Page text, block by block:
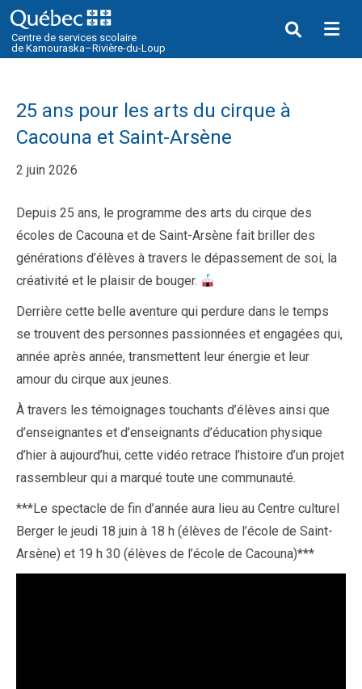
25 ans pour les arts du cirque à
Cacouna et Saint-Arsène
2 juin 2026
Depuis 25 ans, le programme des arts du cirque des
écoles de Cacouna et de Saint-Arsène fait briller des
générations d’élèves à travers le dépassement de soi, la
créativité et le plaisir de bouger.
Derrière cette belle aventure qui perdure dans le temps
se trouvent des personnes passionnées et engagées qui,
année après année, transmettent leur énergie et leur
amour du cirque aux jeunes.
À travers les témoignages touchants d’élèves ainsi que
d’enseignantes et d’enseignants d’éducation physique
d’hier à aujourd’hui, cette vidéo retrace l’histoire d’un projet
rassembleur qui a marqué toute une communauté.
***Le spectacle de fin d’année aura lieu au Centre culturel
Berger le jeudi 18 juin à 18 h (élèves de l’école de Saint-
Arsène) et 19 h 30 (élèves de l’école de Cacouna)***
Centre de services scolaire
de Kamouraska–Rivière-du-Loup